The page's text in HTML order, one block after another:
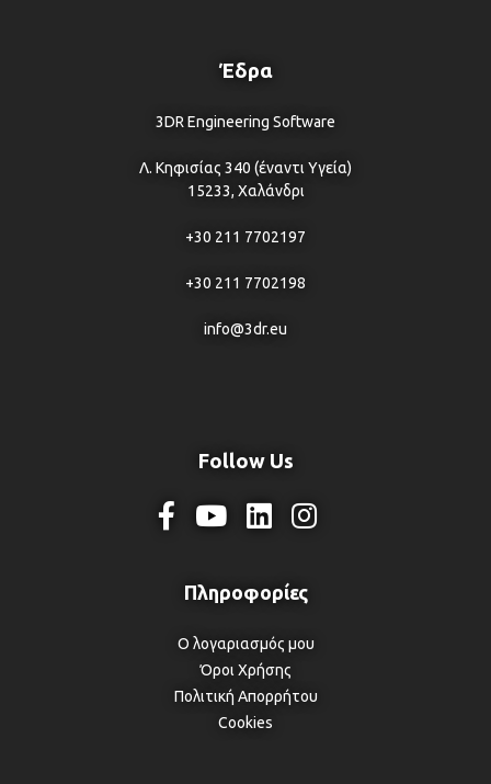
Έδρα
3DR Engineering Software
Λ. Κηφισίας 340 (έναντι Υγεία)
15233, Χαλάνδρι
+30 211 7702197
+30 211 7702198
info@3dr.eu
Follow Us
Ο λογαριασμός μου
Όροι Χρήσης
Πολιτική Απορρήτου
Cookies